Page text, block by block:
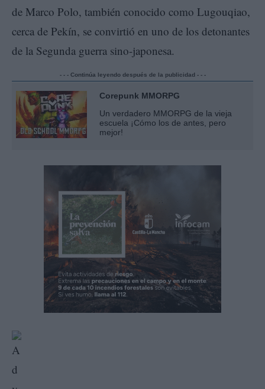
de Marco Polo, también conocido como Lugouqiao,
cerca de Pekín, se convirtió en uno de los detonantes
de la Segunda guerra sino-japonesa.
- - - Continúa leyendo después de la publicidad - - -
Corepunk MMORPG
Un verdadero MMORPG de la vieja
escuela ¡Cómo los de antes, pero
mejor!